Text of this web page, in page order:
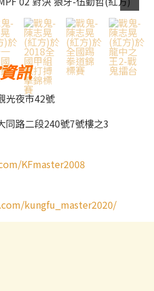
訊
光夜市42號
同路二段240號7號樓之3
KFmaster2008
kungfu_master2020/